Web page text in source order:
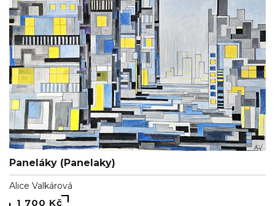
Paneláky (Panelaky)
Alice Valkárová
1 700 Kč